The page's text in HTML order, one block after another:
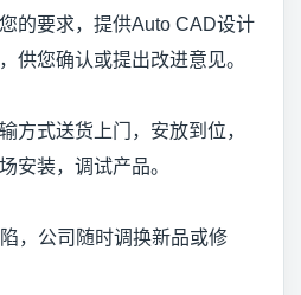
的要求，提供Auto CAD设计
供您确认或提出改进意见。
方式送货上门，安放到位，
安装，调试产品。
公司随时调换新品或修